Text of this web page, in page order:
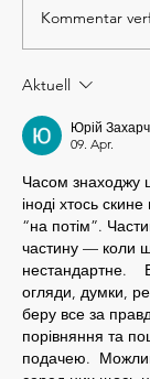
#8
Dettke
Kommentar
Aktuell
Юрій
09. Apr.
Часом знаходжу
іноді хтось
“на потім”.
частину — коли
нестандартне.
огляди, думки,
беру все за
порівняння та
подачею.